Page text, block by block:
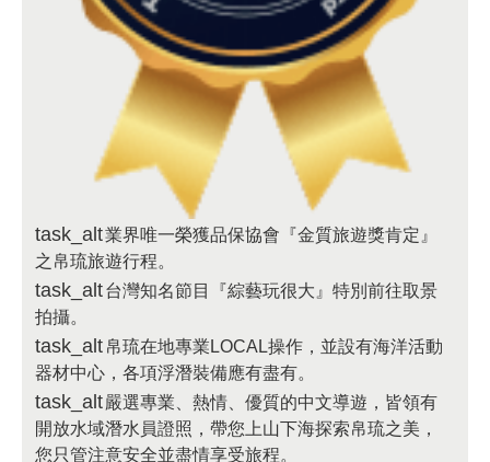
task_alt業界唯一榮獲品保協會『金質旅遊獎肯定』
之帛琉旅遊行程。
task_alt台灣知名節目『綜藝玩很大』特別前往取景
拍攝。
task_alt 帛琉在地專業LOCAL操作，並設有海洋活動
器材中心，各項浮潛裝備應有盡有。
task_alt嚴選專業、熱情、優質的中文導遊，皆領有
開放水域潛水員證照，帶您上山下海探索帛琉之美，
您只管注意安全並盡情享受旅程。